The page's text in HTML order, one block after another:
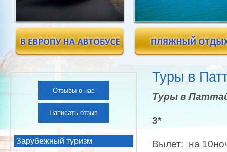
Туры в
Туры в
3*
Вылет: на
Отзывы о нас
Написать отзыв
Зарубежный туризм